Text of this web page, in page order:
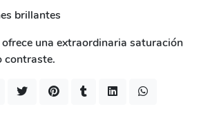
brillantes
una extraordinaria saturación
contraste.